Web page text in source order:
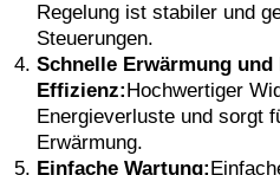
Regelung ist stabiler und
Steuerungen.
Schnelle Erwärmung und
Effizienz: Hochwertiger
Energieverluste und sorgt
Erwärmung.
Einfache Wartung: